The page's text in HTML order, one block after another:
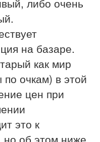
на базаре.
как мир
очкам) в этой
цен при
это к
об этом ниже.